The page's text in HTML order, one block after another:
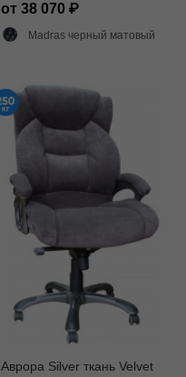
от 38 070
Madras черный матовый
Аврора Silver ткань Velvet